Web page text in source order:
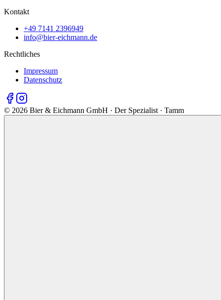
Kontakt
+49 7141 2396949
info@bier-eichmann.de
Rechtliches
Impressum
Datenschutz
© 2026 Bier & Eichmann GmbH · Der Spezialist · Tamm